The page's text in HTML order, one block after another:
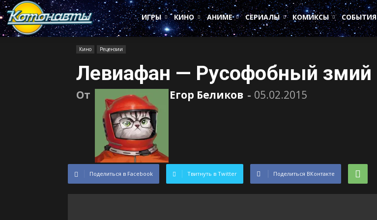
Котонавты
ИГРЫ
КИНО АНИМЕ СЕРИАЛЫ КОМИКСЫ СОБЫТИЯ
Кино Рецензии
Левиафан — Русофобный змий
От Егор Беликов - 05.02.2015
Поделиться в Facebook Твитнуть в Twitter Поделиться ВКонтакте